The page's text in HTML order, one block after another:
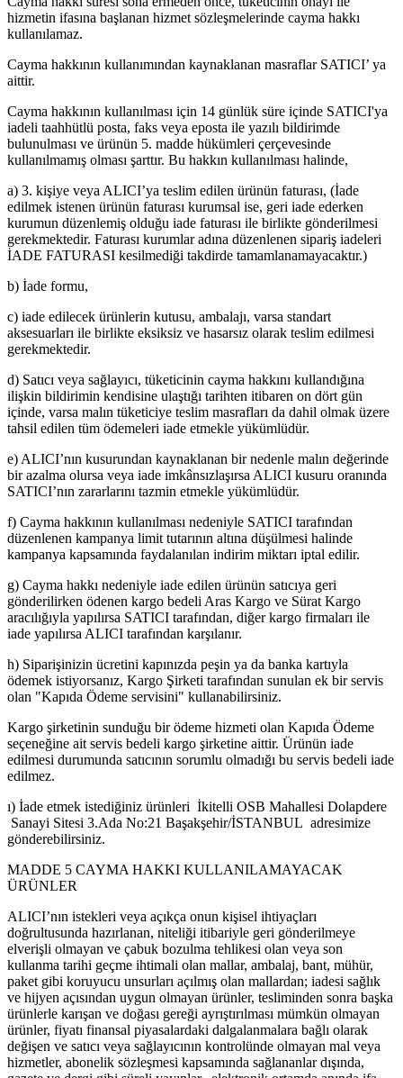
hizmetin ifasına başlanan hizmet sözleşmelerinde cayma hakkı
kullanılamaz.
Cayma hakkının kullanımından kaynaklanan masraflar SATICI’ ya
aittir.
Cayma hakkının kullanılması için 14 günlük süre içinde SATICI'ya
iadeli taahhütlü posta, faks veya eposta ile yazılı bildirimde
bulunulması ve ürünün 5. madde hükümleri çerçevesinde
kullanılmamış olması şarttır. Bu hakkın kullanılması halinde,
a) 3. kişiye veya ALICI’ya teslim edilen ürünün faturası, (İade
edilmek istenen ürünün faturası kurumsal ise, geri iade ederken
kurumun düzenlemiş olduğu iade faturası ile birlikte gönderilmesi
gerekmektedir. Faturası kurumlar adına düzenlenen sipariş iadeleri
İADE FATURASI kesilmediği takdirde tamamlanamayacaktır.)
b) İade formu,
c) iade edilecek ürünlerin kutusu, ambalajı, varsa standart
aksesuarları ile birlikte eksiksiz ve hasarsız olarak teslim edilmesi
gerekmektedir.
d) Satıcı veya sağlayıcı, tüketicinin cayma hakkını kullandığına
ilişkin bildirimin kendisine ulaştığı tarihten itibaren on dört gün
içinde, varsa malın tüketiciye teslim masrafları da dahil olmak üzere
tahsil edilen tüm ödemeleri iade etmekle yükümlüdür.
e) ALICI’nın kusurundan kaynaklanan bir nedenle malın değerinde
bir azalma olursa veya iade imkânsızlaşırsa ALICI kusuru oranında
SATICI’nın zararlarını tazmin etmekle yükümlüdür.
f) Cayma hakkının kullanılması nedeniyle SATICI tarafından
düzenlenen kampanya limit tutarının altına düşülmesi halinde
kampanya kapsamında faydalanılan indirim miktarı iptal edilir.
g) Cayma hakkı nedeniyle iade edilen ürünün satıcıya geri
gönderilirken ödenen kargo bedeli Aras Kargo ve Sürat Kargo
aracılığıyla yapılırsa SATICI tarafından, diğer kargo firmaları ile
iade yapılırsa ALICI tarafından karşılanır.
h) Siparişinizin ücretini kapınızda peşin ya da banka kartıyla
ödemek istiyorsanız, Kargo Şirketi tarafından sunulan ek bir servis
olan "Kapıda Ödeme servisini" kullanabilirsiniz.
Kargo şirketinin sunduğu bir ödeme hizmeti olan Kapıda Ödeme
seçeneğine ait servis bedeli kargo şirketine aittir. Ürünün iade
edilmesi durumunda satıcının sorumlu olmadığı bu servis bedeli iade
edilmez.
ı) İade etmek istediğiniz ürünleri İkitelli OSB Mahallesi Dolapdere
Sanayi Sitesi 3.Ada No:21 Başakşehir/İSTANBUL adresimize
gönderebilirsiniz.
MADDE 5 CAYMA HAKKI KULLANILAMAYACAK
ÜRÜNLER
ALICI’nın istekleri veya açıkça onun kişisel ihtiyaçları
doğrultusunda hazırlanan, niteliği itibariyle geri gönderilmeye
elverişli olmayan ve çabuk bozulma tehlikesi olan veya son
kullanma tarihi geçme ihtimali olan mallar, ambalaj, bant, mühür,
paket gibi koruyucu unsurları açılmış olan mallardan; iadesi sağlık
ve hijyen açısından uygun olmayan ürünler, tesliminden sonra başka
ürünlerle karışan ve doğası gereği ayrıştırılması mümkün olmayan
ürünler, fiyatı finansal piyasalardaki dalgalanmalara bağlı olarak
değişen ve satıcı veya sağlayıcının kontrolünde olmayan mal veya
hizmetler, abonelik sözleşmesi kapsamında sağlananlar dışında,